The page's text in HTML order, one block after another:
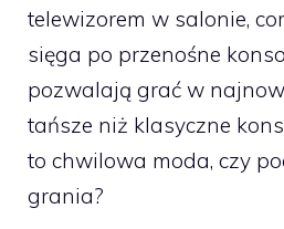
telewizorem w salonie,
sięga po przenośne
pozwalają grać w
tańsze niż klasyczne
to chwilowa moda, czy
grania?